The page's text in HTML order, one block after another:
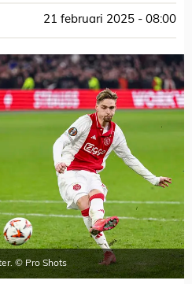
21 februari 2025 - 08:00
© Pro Shots